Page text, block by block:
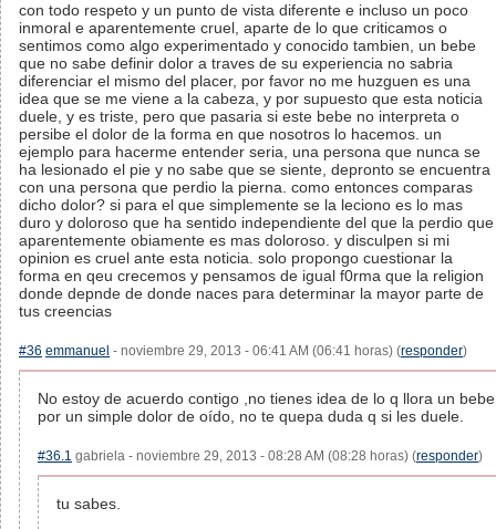
con todo respeto y un punto de vista diferente e incluso un poco
inmoral e aparentemente cruel, aparte de lo que criticamos o
sentimos como algo experimentado y conocido tambien, un bebe
que no sabe definir dolor a traves de su experiencia no sabria
diferenciar el mismo del placer, por favor no me huzguen es una
idea que se me viene a la cabeza, y por supuesto que esta noticia
duele, y es triste, pero que pasaria si este bebe no interpreta o
persibe el dolor de la forma en que nosotros lo hacemos. un
ejemplo para hacerme entender seria, una persona que nunca se
ha lesionado el pie y no sabe que se siente, depronto se encuentra
con una persona que perdio la pierna. como entonces comparas
dicho dolor? si para el que simplemente se la leciono es lo mas
duro y doloroso que ha sentido independiente del que la perdio que
aparentemente obiamente es mas doloroso. y disculpen si mi
opinion es cruel ante esta noticia. solo propongo cuestionar la
forma en qeu crecemos y pensamos de igual f0rma que la religion
donde depnde de donde naces para determinar la mayor parte de
tus creencias
#36 emmanuel - noviembre 29, 2013 - 06:41 AM (06:41 horas) (responder)
No estoy de acuerdo contigo ,no tienes idea de lo q llora un bebe
por un simple dolor de oído, no te quepa duda q si les duele.
#36.1 gabriela - noviembre 29, 2013 - 08:28 AM (08:28 horas) (responder)
tu sabes.